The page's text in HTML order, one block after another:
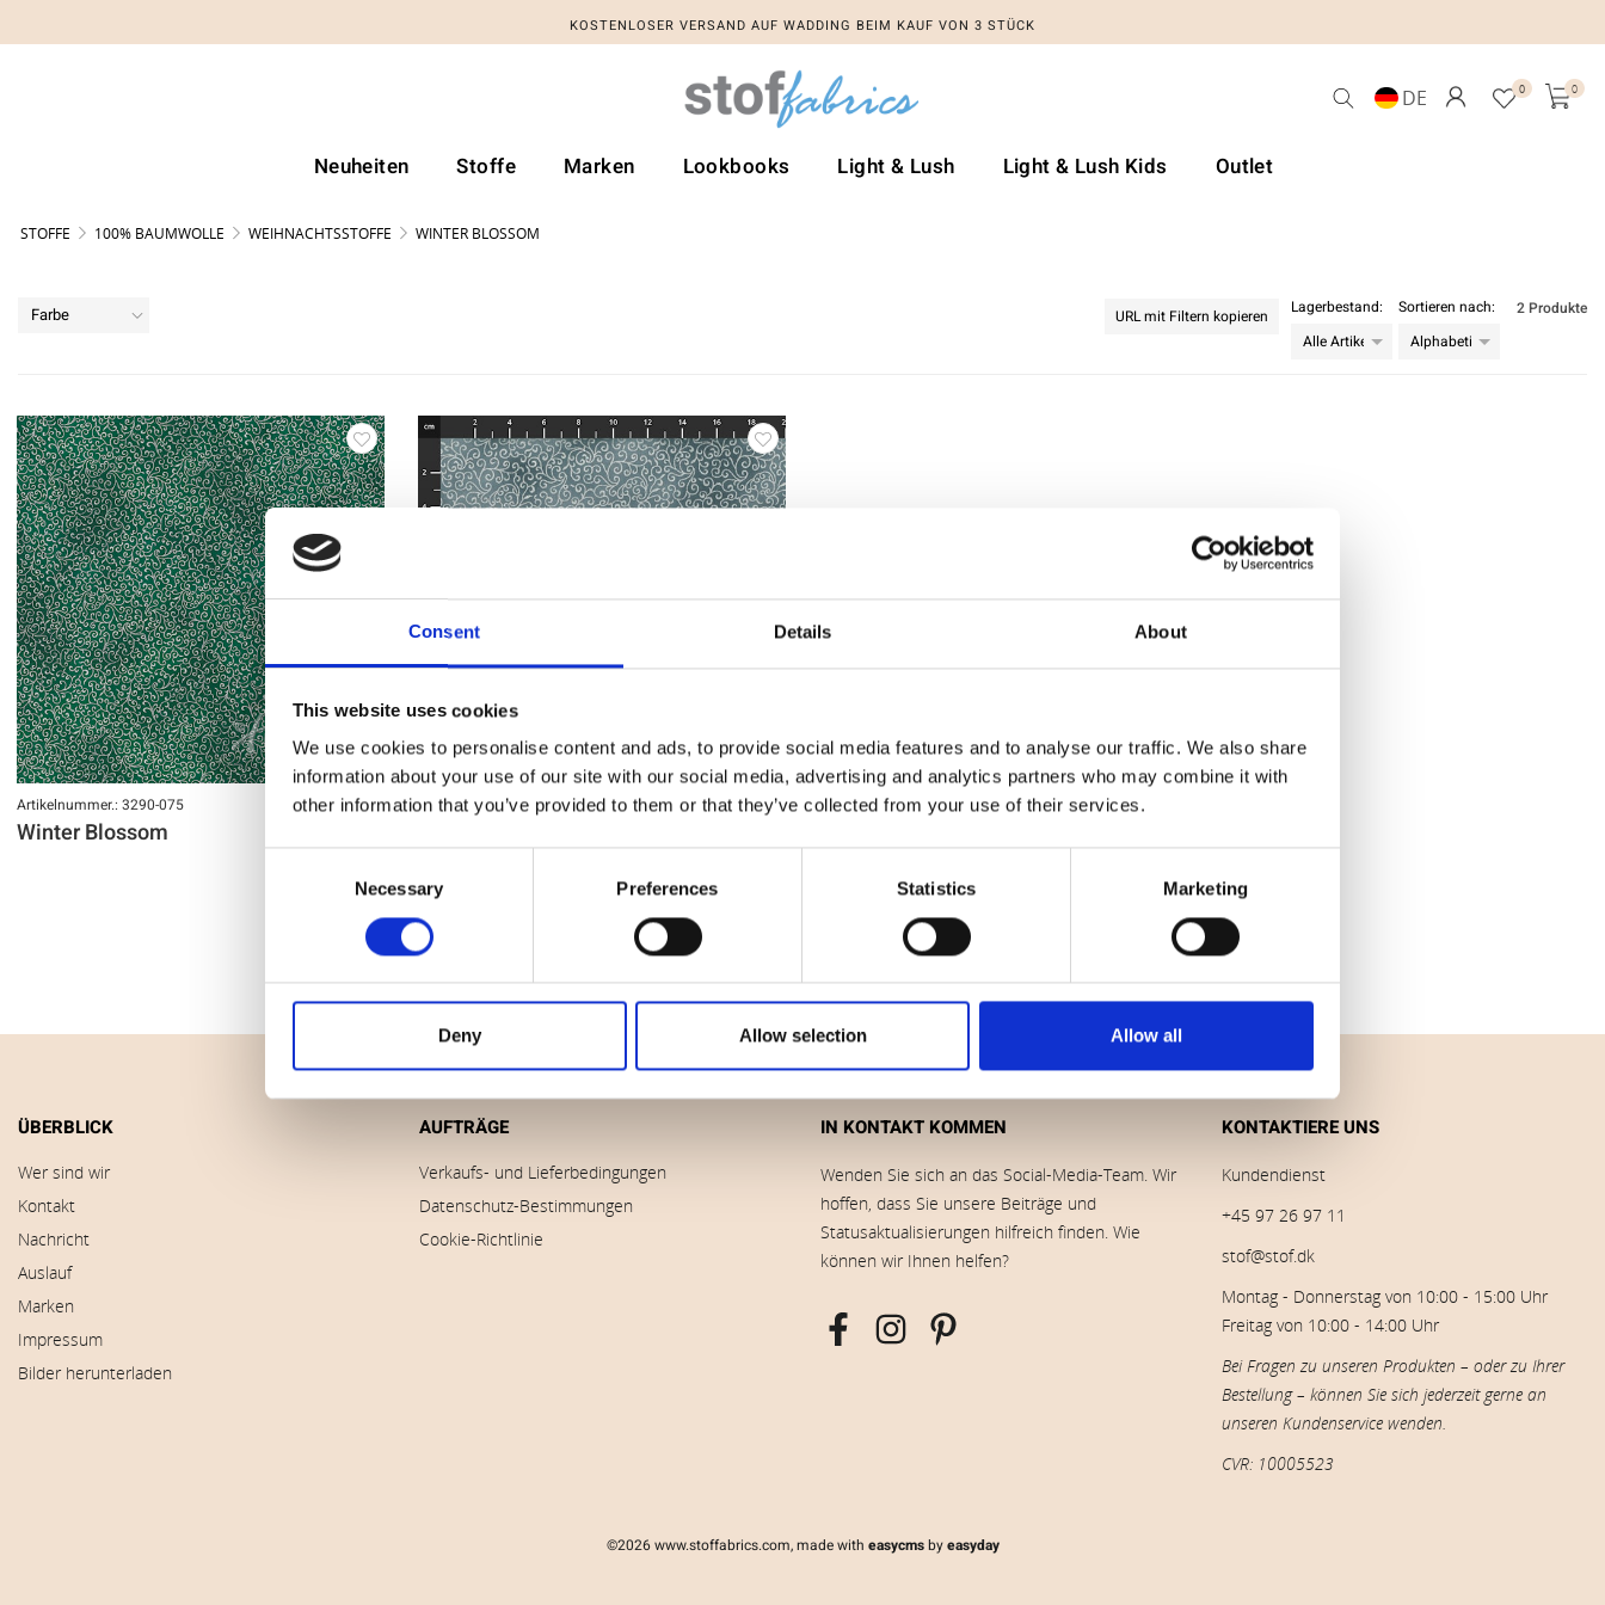
Consent Details About
This website uses cookies
We use cookies to personalise content and ads, to provide social media features and to analyse our traffic. We also share
information about your use of our site with our social media, advertising and analytics partners who may combine it with
other information that you’ve provided to them or that they’ve collected from your use of their services.
Necessary Preferences Statistics Marketing
Deny Allow selection Allow all
KOSTENLOSER VERSAND AUF WADDING BEIM KAUF VON 3 STÜCK
DE 0 0
Neuheiten Stoffe Marken Lookbooks Light & Lush Light & Lush Kids Outlet
STOFFE 100% BAUMWOLLE WEIHNACHTSSTOFFE WINTER BLOSSOM
Farbe 2 Produkte
Sortieren nach:
Lagerbestand:
URL mit Filtern kopieren
Artikelnummer.: 3290-075
Winter Blossom
Artikelnummer.: 3290-068
ÜBERBLICK
Wer sind wir
Kontakt
Nachricht
Auslauf
Marken
Impressum
Bilder herunterladen
AUFTRÄGE
Verkaufs- und Lieferbedingungen
Datenschutz-Bestimmungen
Cookie-Richtlinie
IN KONTAKT KOMMEN
Wenden Sie sich an das Social-Media-Team. Wir
hoffen, dass Sie unsere Beiträge und
Statusaktualisierungen hilfreich finden. Wie
können wir Ihnen helfen?
KONTAKTIERE UNS
Kundendienst
+45 97 26 97 11
stof@stof.dk
Montag - Donnerstag von 10:00 - 15:00 Uhr
Freitag von 10:00 - 14:00 Uhr
Bei Fragen zu unseren Produkten – oder zu Ihrer
Bestellung – können Sie sich jederzeit gerne an
unseren Kundenservice wenden.
CVR: 10005523
©2026 www.stoffabrics.com, made with easycmsbyeasyday